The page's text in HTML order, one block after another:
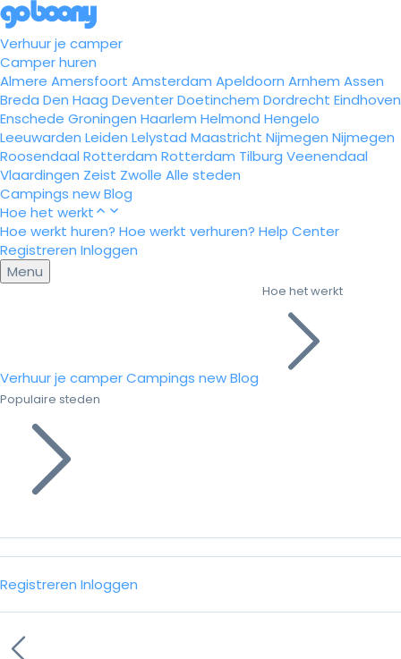
Verhuur je camper
Camper huren
Almere Amersfoort Amsterdam Apeldoorn Arnhem Assen
Breda Den Haag DeventerDoetinchem Dordrecht Eindhoven
Enschede Groningen Haarlem Helmond Hengelo
Leeuwarden Leiden Lelystad Maastricht Nijmegen Nijmegen
Roosendaal Rotterdam Rotterdam Tilburg Veenendaal
Vlaardingen Zeist Zwolle Alle steden
Campings newBlog
Hoe het werkt
Hoe werkt huren? Hoe werkt verhuren? Help Center
Registreren Inloggen
Menu
Verhuur je camperCampings newBlog
Hoe het werkt
Populaire steden
Registreren Inloggen